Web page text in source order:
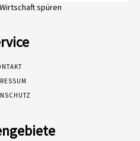
spüren